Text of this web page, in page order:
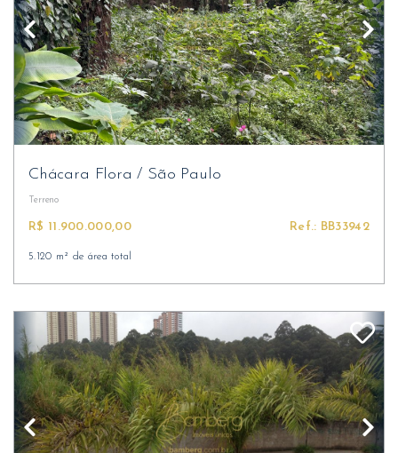
Chácara Flora/ São Paulo
Terreno
R$ 11.900.000,00 Ref.: BB33942
5.120 m² de área total